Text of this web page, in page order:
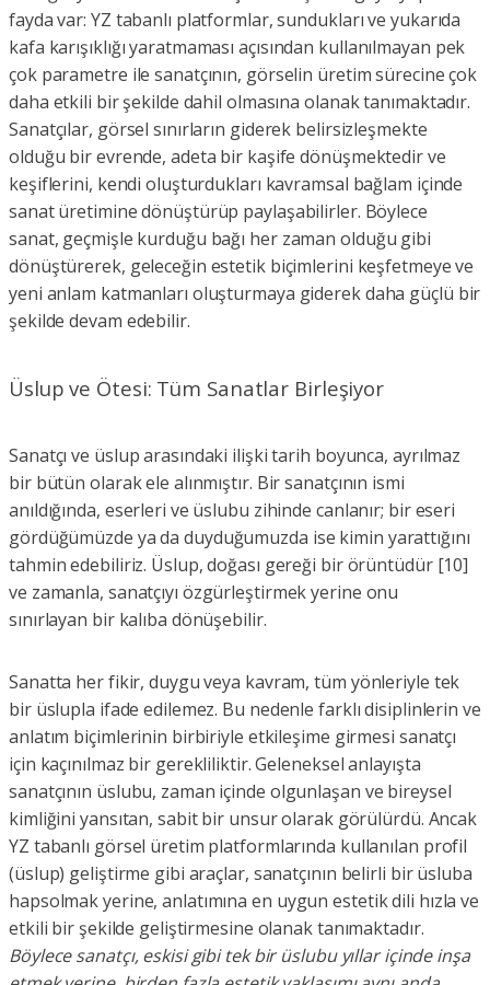
fayda var: YZ tabanlı platformlar, sundukları ve yukarıda
kafa karışıklığı yaratmaması açısından kullanılmayan pek
çok parametre ile sanatçının, görselin üretim sürecine çok
daha etkili bir şekilde dahil olmasına olanak tanımaktadır.
Sanatçılar, görsel sınırların giderek belirsizleşmekte
olduğu bir evrende, adeta bir kaşife dönüşmektedir ve
keşiflerini, kendi oluşturdukları kavramsal bağlam içinde
sanat üretimine dönüştürüp paylaşabilirler. Böylece
sanat, geçmişle kurduğu bağı her zaman olduğu gibi
dönüştürerek, geleceğin estetik biçimlerini keşfetmeye ve
yeni anlam katmanları oluşturmaya giderek daha güçlü bir
şekilde devam edebilir.
Üslup ve Ötesi: Tüm Sanatlar Birleşiyor
Sanatçı ve üslup arasındaki ilişki tarih boyunca, ayrılmaz
bir bütün olarak ele alınmıştır. Bir sanatçının ismi
anıldığında, eserleri ve üslubu zihinde canlanır; bir eseri
gördüğümüzde ya da duyduğumuzda ise kimin yarattığını
tahmin edebiliriz. Üslup, doğası gereği bir örüntüdür [10]
ve zamanla, sanatçıyı özgürleştirmek yerine onu
sınırlayan bir kalıba dönüşebilir.
Sanatta her fikir, duygu veya kavram, tüm yönleriyle tek
bir üslupla ifade edilemez. Bu nedenle farklı disiplinlerin ve
anlatım biçimlerinin birbiriyle etkileşime girmesi sanatçı
için kaçınılmaz bir gerekliliktir. Geleneksel anlayışta
sanatçının üslubu, zaman içinde olgunlaşan ve bireysel
kimliğini yansıtan, sabit bir unsur olarak görülürdü. Ancak
YZ tabanlı görsel üretim platformlarında kullanılan profil
(üslup) geliştirme gibi araçlar, sanatçının belirli bir üsluba
hapsolmak yerine, anlatımına en uygun estetik dili hızla ve
etkili bir şekilde geliştirmesine olanak tanımaktadır.
Böylece sanatçı, eskisi gibi tek bir üslubu yıllar içinde inşa